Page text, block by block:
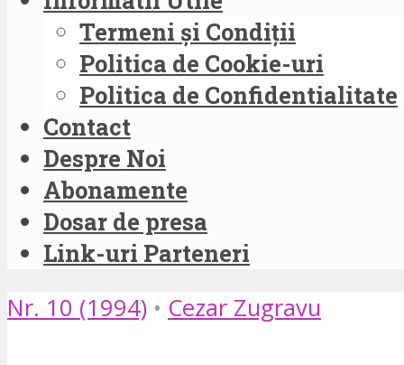
Termeni și Condiții
Politica de Cookie-uri
Politica de Confidentialitate
Contact
Despre Noi
Abonamente
Dosar de presa
Link-uri Parteneri
Nr. 10 (1994) • Cezar Zugravu